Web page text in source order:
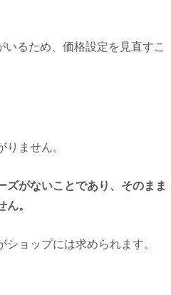
るため、価格設定を見直すこ
ません。
がないことであり、そのまま
。
ョップには求められます。